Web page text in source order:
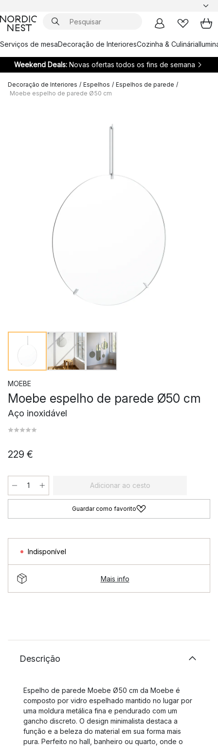
Serviços de mesaDecoração de InterioresCozinha & Culinária
Weekend Deals: Novas ofertas todos os fins de semana
Decoração de Interiores / Espelhos / Espelhos de parede /
Moebe espelho de parede Ø50 cm
MOEBE
Moebe espelho de parede Ø50 cm
Aço inoxidável
229 €
Adicionar ao cesto
Guardar como favorito
Indisponível
Mais info
Descrição
Espelho de parede Moebe Ø50 cm da Moebe é
composto por vidro espelhado mantido no lugar por
uma moldura metálica fina e pendurado com um
gancho discreto. O design minimalista destaca a
função e a beleza do material em sua forma mais
pura. Perfeito no hall, banheiro ou quarto, onde o